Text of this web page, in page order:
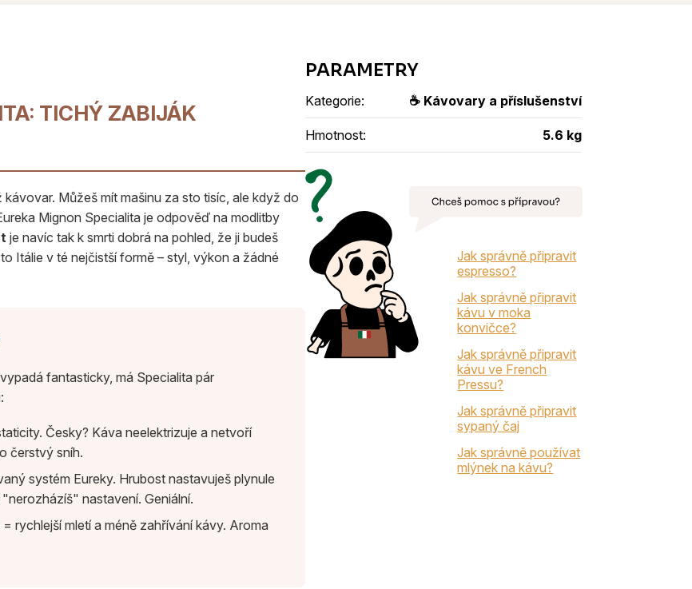
TICHÝ ZABIJÁK
Můžeš mít mašinu za sto tisíc, ale když do
Mignon Specialita je odpověď na modlitby
je navíc tak k smrti dobrá na pohled, že ji budeš
Itálie v té nejčistší formě – styl, výkon a žádné
fantasticky, má Specialita pár
Česky? Káva neelektrizuje a netvoří
čerstvý sníh.
systém Eureky. Hrubost nastavuješ plynule
nastavení. Geniální.
rychlejší mletí a méně zahřívání kávy. Aroma
Kategorie: ☕ Kávovary a příslušenství
Hmotnost: 5.6 kg
Jak správně připravit
espresso?
Jak správně připravit
kávu v moka
konvičce?
Jak správně připravit
kávu ve French
Pressu?
Jak správně připravit
sypaný čaj
Jak správně používat
mlýnek na kávu?